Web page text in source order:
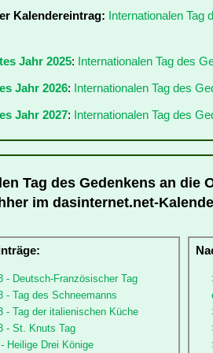
Kalendereintrag: Internationalen Tag
Jahr 2025: Internationalen Tag des
Jahr 2026: Internationalen Tag des
Jahr 2027: Internationalen Tag des
Tag des Gedenkens an die
im dasinternet.net-
- Deutsch-Französischer Tag
- Tag des Schneemanns
- Tag der italienischen Küche
- St. Knuts Tag
Heilige Drei Könige